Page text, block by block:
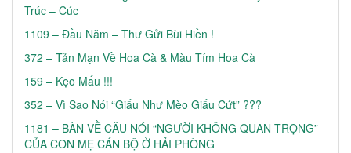
Trúc – Cúc
1109 – Đầu Năm – Thư Gửi Bùi Hiền !
372 – Tản Mạn Về Hoa Cà & Màu Tím Hoa Cà
159 – Kẹo Mấu !!!
352 – Vì Sao Nói “Giấu Như Mèo Giấu Cứt” ???
1181 – BÀN VỀ CÂU NÓI “NGƯỜI KHÔNG QUAN TRỌNG”
CỦA CON MẸ CÁN BỘ Ở HẢI PHÒNG